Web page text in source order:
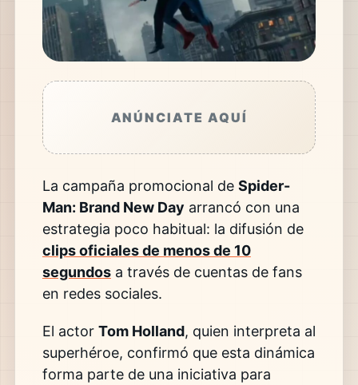
ANÚNCIATE AQUÍ
La campaña promocional de Spider-
Man: Brand New Day arrancó con una
estrategia poco habitual: la difusión de
clips oficiales de menos de 10
segundosa través de cuentas de fans
en redes sociales.
El actor Tom Holland, quien interpreta al
superhéroe, confirmó que esta dinámica
forma parte de una iniciativa para